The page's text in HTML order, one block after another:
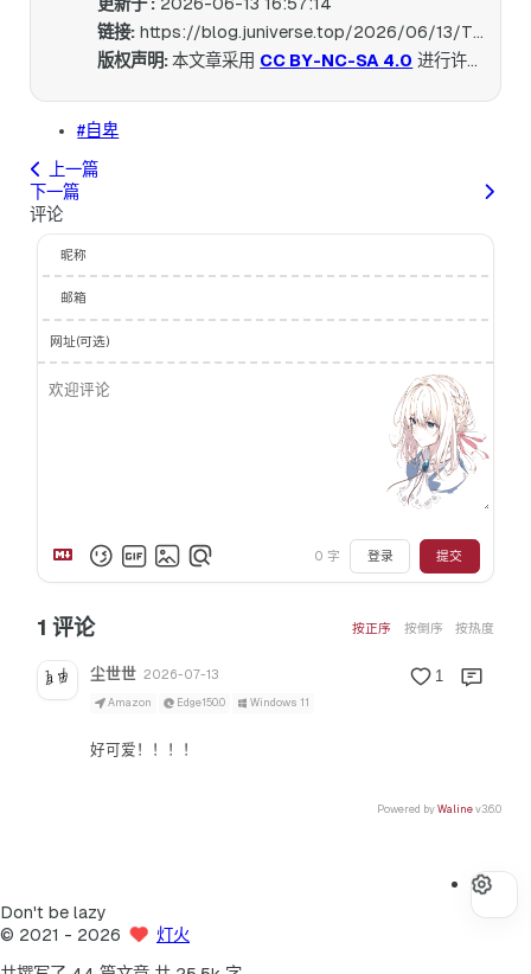
链接: https://blog.juniverse.top/2026/06/13/The-brain-is-thinking-too-much/
版权声明:本文章采用 CC BY-NC-SA 4.0 进行许可。
#自卑
上一篇
下一篇
评论
昵称
邮箱
网址(可选)
0 字 登录 提交
1 评论 按正序 按倒序 按热度
尘世世 2026-07-13 1
Amazon Edge150.0 Windows 11
好可爱！！！！
Powered by Walinev3.6.0
Don't be lazy
© 2021 - 2026 灯火